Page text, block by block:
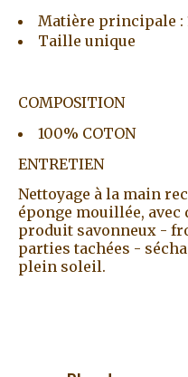
Matière principale :
Taille unique
COMPOSITION
100% COTON
ENTRETIEN
Nettoyage à la main
éponge mouillée, avec
produit savonneux -
parties tachées -
plein soleil.